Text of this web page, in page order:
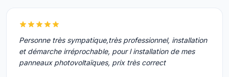
Personne très sympatique,très professionnel, installation
et démarche irréprochable, pour l installation de mes
panneaux photovoltaïques, prix très correct